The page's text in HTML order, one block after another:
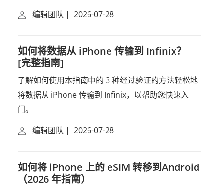
编辑团队 | 2026-07-28
如何将数据从 iPhone 传输到 Infinix？
[完整指南]
了解如何使用本指南中的 3 种经过验证的方法轻松地
将数据从 iPhone 传输到 Infinix，以帮助您快速入
门。
编辑团队 | 2026-07-28
如何将 iPhone 上的 eSIM 转移到Android
（2026 年指南）